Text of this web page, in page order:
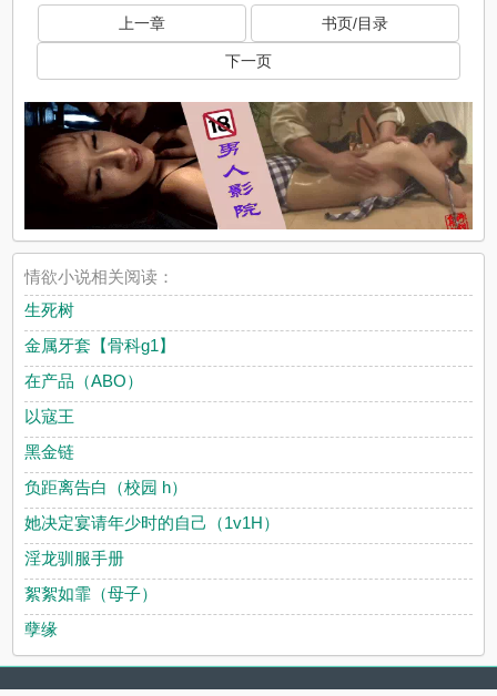
上一章 书页/目录
下一页
情欲小说相关阅读：
生死树
金属牙套【骨科g1】
在产品（ABO）
以寇王
黑金链
负距离告白（校园 h）
她决定宴请年少时的自己（1v1H）
淫龙驯服手册
絮絮如霏（母子）
孽缘